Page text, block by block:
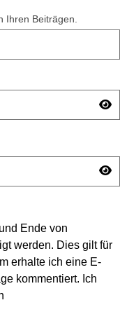
Ihren Beiträgen.
Ende von
werden. Dies gilt für
erhalte ich eine E-
kommentiert. Ich